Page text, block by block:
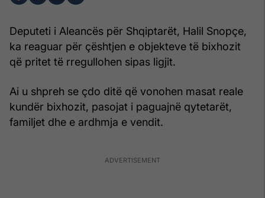
Deputeti i Aleancës për Shqiptarët, Halil Snopçe,
ka reaguar për çështjen e objekteve të bixhozit
që pritet të rregullohen sipas ligjit.
Ai u shpreh se çdo ditë që vonohen masat reale
kundër bixhozit, pasojat i paguajnë qytetarët,
familjet dhe e ardhmja e vendit.